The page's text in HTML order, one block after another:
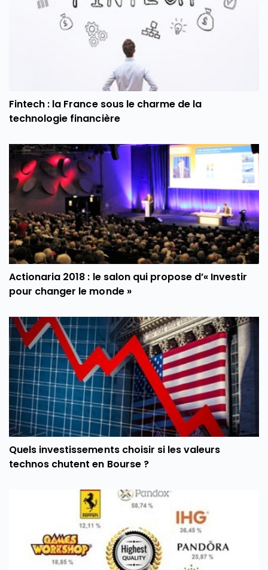
Fintech : la France sous le charme de la
technologie financière
Actionaria 2018 : le salon qui propose d’« Investir
pour changer le monde »
Quels investissements choisir si les valeurs
technos chutent en Bourse ?